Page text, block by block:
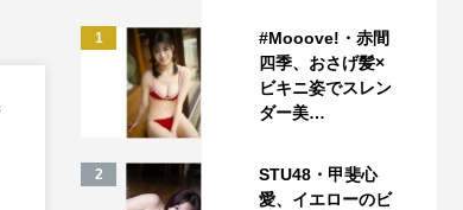
1
#Mooove!・赤間
四季、おさげ髪×
ビキニ姿でスレン
ダー美…
2
STU48・甲斐心
愛、イエローのビ